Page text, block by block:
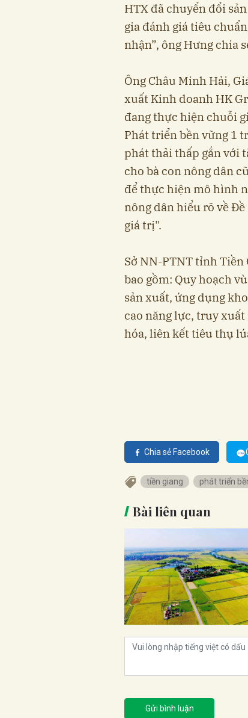
HTX đã chuyển đổi
gia đánh giá tiêu
nhận”, ông Hưng chia
Ông Châu Minh Hải,
xuất Kinh doanh HK
đang thực hiện chuỗi
Phát triển bền vững 1
phát thải thấp gắn với
cho bà con nông dân
để thực hiện mô hình
nông dân hiểu rõ về
giá trị".
Sở NN-PTNT tỉnh Tiền
bao gồm: Quy hoạch
sản xuất, ứng dụng
cao năng lực, truy
hóa, liên kết tiêu thụ
Chia sẻ Facebook
tiền giang phát triển
Bài liên quan
Gửi bình luận